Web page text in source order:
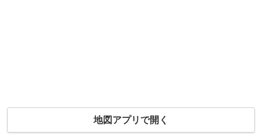
地図アプリで開く